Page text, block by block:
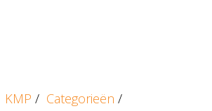
KMP / Categorieën /